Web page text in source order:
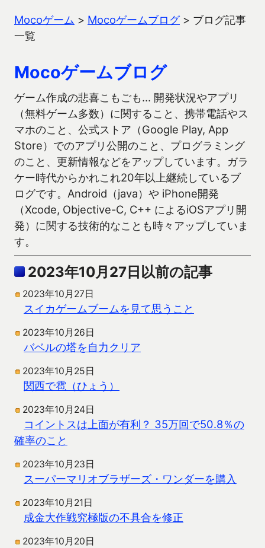
Mocoゲーム > Mocoゲームブログ> ブログ記事
一覧
Mocoゲームブログ
ゲーム作成の悲喜こもごも… 開発状況やアプリ
（無料ゲーム多数）に関すること、携帯電話やス
マホのこと、公式ストア（Google Play, App
Store）でのアプリ公開のこと、プログラミング
のこと、更新情報などをアップしています。ガラ
ケー時代からかれこれ20年以上継続しているブ
ログです。Android（java）や iPhone開発
（Xcode, Objective-C, C++ によるiOSアプリ開
発）に関する技術的なことも時々アップしていま
す。
2023年10月27日以前の記事
2023年10月27日
スイカゲームブームを見て思うこと
2023年10月26日
バベルの塔を自力クリア
2023年10月25日
関西で雹（ひょう）
2023年10月24日
コイントスは上面が有利？ 35万回で50.8％の
確率のこと
2023年10月23日
スーパーマリオブラザーズ・ワンダーを購入
2023年10月21日
成金大作戦究極版の不具合を修正
2023年10月20日